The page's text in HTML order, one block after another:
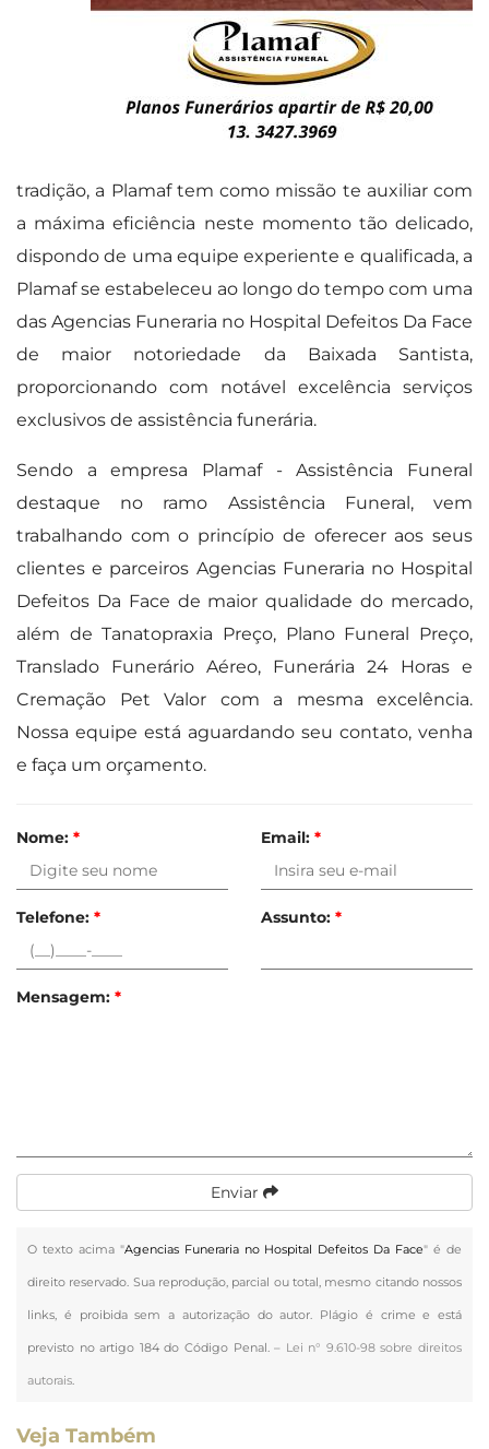
tradição, a Plamaf tem como missão te auxiliar com
a máxima eficiência neste momento tão delicado,
dispondo de uma equipe experiente e qualificada, a
Plamaf se estabeleceu ao longo do tempo com uma
das Agencias Funeraria no Hospital Defeitos Da Face
de maior notoriedade da Baixada Santista,
proporcionando com notável excelência serviços
exclusivos de assistência funerária.
Sendo a empresa Plamaf - Assistência Funeral
destaque no ramo Assistência Funeral, vem
trabalhando com o princípio de oferecer aos seus
clientes e parceiros Agencias Funeraria no Hospital
Defeitos Da Face de maior qualidade do mercado,
além de Tanatopraxia Preço, Plano Funeral Preço,
Translado Funerário Aéreo, Funerária 24 Horas e
Cremação Pet Valor com a mesma excelência.
Nossa equipe está aguardando seu contato, venha
e faça um orçamento.
Nome: * Email: *
Telefone: * Assunto: *
Mensagem: *
Enviar
O texto acima "Agencias Funeraria no Hospital Defeitos Da Face" é de
direito reservado. Sua reprodução, parcial ou total, mesmo citando nossos
links, é proibida sem a autorização do autor. Plágio é crime e está
previsto no artigo 184 do Código Penal. – Lei n° 9.610-98 sobre direitos
autorais.
Veja Também